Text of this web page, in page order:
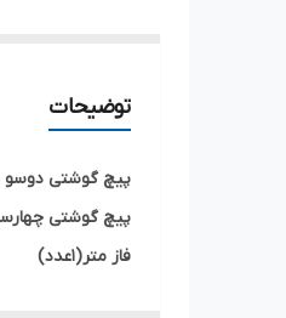
توضیحات
پیچ گوشتی دوسو
پیچ گوشتی چهارسو
فاز متر(1عدد)